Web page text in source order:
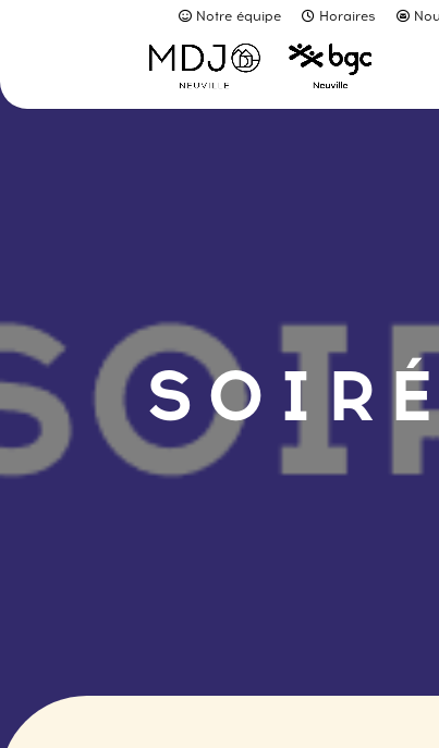
Notre équipe Horaires